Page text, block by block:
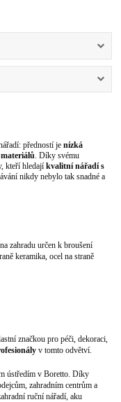
předností jenízká
. Díky svému
kteří hledajíkvalitní nářadí s
nikdy nebylo tak snadné a
zahradu určen k broušení
keramika, ocel na straně
značkou pro péči, dekoraci,
v tomto odvětví.
ústředím v Boretto. Díky
zahradním centrům a
ruční nářadí, aku